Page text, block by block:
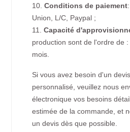
10.Conditions de paiement
Union, L/C, Paypal ;
11.Capacité
production sont de l'ordre de
mois.
Si vous avez besoin d'un
personnalisé, veuillez nous
électronique vos besoins
estimée de la commande, et
un devis dès que possible.